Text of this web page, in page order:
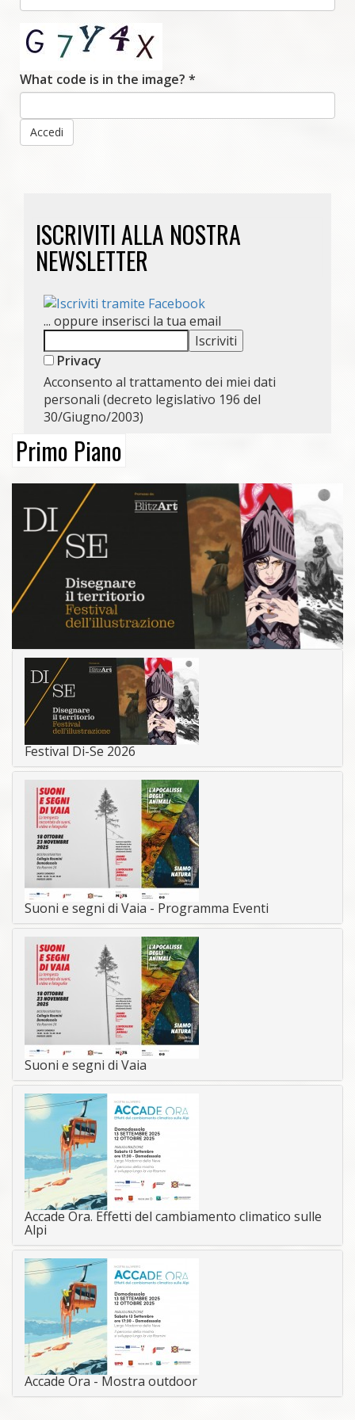
What code is in the image? *
Accedi
ISCRIVITI ALLA NOSTRA
NEWSLETTER
... oppure inserisci la tua email
Privacy
Acconsento al trattamento dei miei dati
personali (decreto legislativo 196 del
30/Giugno/2003)
Primo Piano
Festival Di-Se 2026
Suoni e segni di Vaia - Programma Eventi
Suoni e segni di Vaia
Accade Ora. Effetti del cambiamento climatico sulle
Alpi
Accade Ora - Mostra outdoor